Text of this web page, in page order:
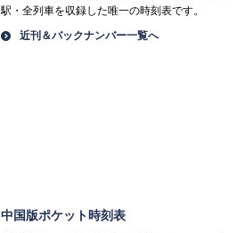
駅・全列車を収録した唯一の時刻表です。
近刊＆バックナンバー一覧へ
中国版ポケット時刻表